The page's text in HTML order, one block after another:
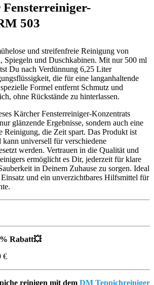
503
und streifenfreie Reinigung von
Spiegeln und Duschkabinen. Mit nur 500 ml
Du nach Verdünnung 6,25 Liter
die für eine langanhaltende
Formel entfernt Schmutz und
ohne Rückstände zu hinterlassen.
Kärcher Fensterreiniger-Konzentrats
glänzende Ergebnisse, sondern auch eine
Reinigung, die Zeit spart. Das Produkt ist
kann universell für verschiedene
werden. Vertrauen in die Qualität und
ermöglicht es Dir, jederzeit für klare
in Deinem Zuhause zu sorgen. Ideal
und ein unverzichtbares Hilfsmittel für
Rabatt💥
€
reinigen mit dem DM Teppichreiniger